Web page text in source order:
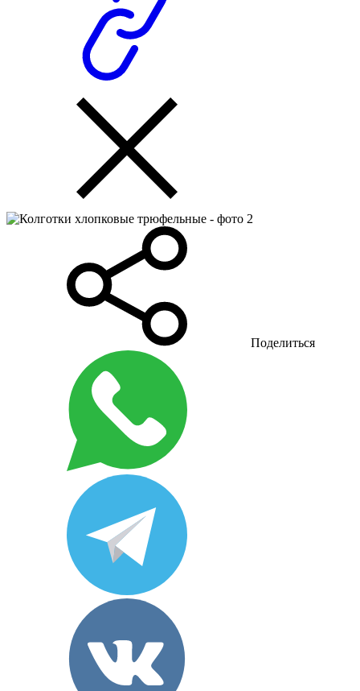
Поделиться